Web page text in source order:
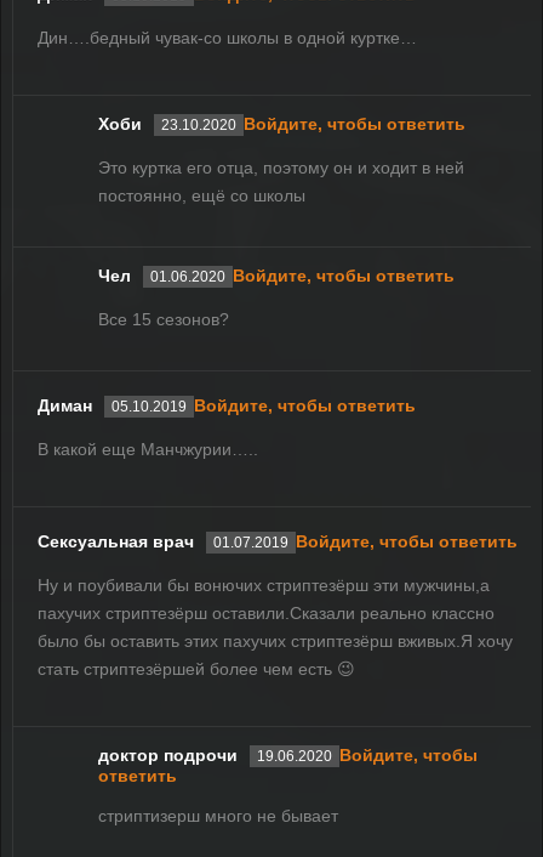
Дин….бедный чувак-со школы в одной куртке…
Хоби 23.10.2020 Войдите, чтобы ответить
Это куртка его отца, поэтому он и ходит в ней
постоянно, ещё со школы
Чел 01.06.2020 Войдите, чтобы ответить
Все 15 сезонов?
Диман 05.10.2019 Войдите, чтобы ответить
В какой еще Манчжурии…..
Сексуальная врач 01.07.2019 Войдите, чтобы ответить
Ну и поубивали бы вонючих стриптезёрш эти мужчины,а
пахучих стриптезёрш оставили.Сказали реально классно
было бы оставить этих пахучих стриптезёрш вживых.Я хочу
стать стриптезёршей более чем есть 😉
доктор подрочи 19.06.2020 Войдите, чтобы
ответить
стриптизерш много не бывает